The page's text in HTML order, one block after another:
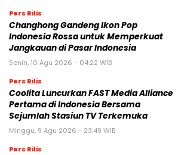
Pers Rilis
Changhong Gandeng Ikon Pop
Indonesia Rossa untuk Memperkuat
Jangkauan di Pasar Indonesia
Senin, 10 Agu 2026 - 04:22 WIB
Pers Rilis
Coolita Luncurkan FAST Media Alliance
Pertama di Indonesia Bersama
Sejumlah Stasiun TV Terkemuka
Minggu, 9 Agu 2026 - 23:49 WIB
Pers Rilis